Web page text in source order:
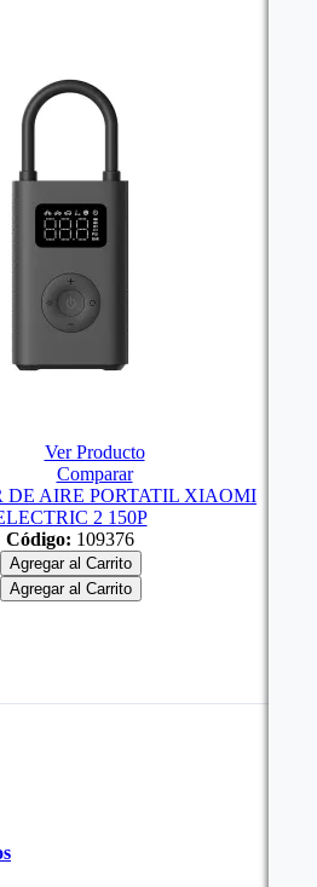
Ver Producto
Comparar
DE AIRE PORTATIL XIAOMI
2 150P
Código: 109376
Agregar al Carrito
Agregar al Carrito